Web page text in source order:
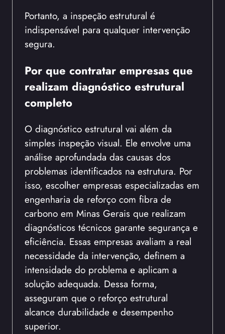
Portanto, a inspeção estrutural é
indispensável para qualquer intervenção
segura.
Por que contratar empresas que
realizam diagnóstico estrutural
completo
O diagnóstico estrutural vai além da
simples inspeção visual. Ele envolve uma
análise aprofundada das causas dos
problemas identificados na estrutura. Por
isso, escolher empresas especializadas em
engenharia de reforço com fibra de
carbono em Minas Gerais que realizam
diagnósticos técnicos garante segurança e
eficiência. Essas empresas avaliam a real
necessidade da intervenção, definem a
intensidade do problema e aplicam a
solução adequada. Dessa forma,
asseguram que o reforço estrutural
alcance durabilidade e desempenho
superior.